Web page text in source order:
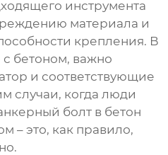
инструмента
материала и
крепления. В
с бетоном, важно
и соответствующие
случаи, когда люди
болт в бетон
– это, как правило,